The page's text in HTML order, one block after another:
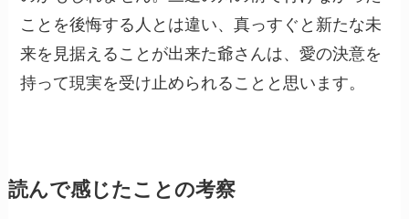
ことを後悔する人とは違い、真っすぐと新たな未
来を見据えることが出来た爺さんは、愛の決意を
持って現実を受け止められることと思います。
読んで感じたことの考察